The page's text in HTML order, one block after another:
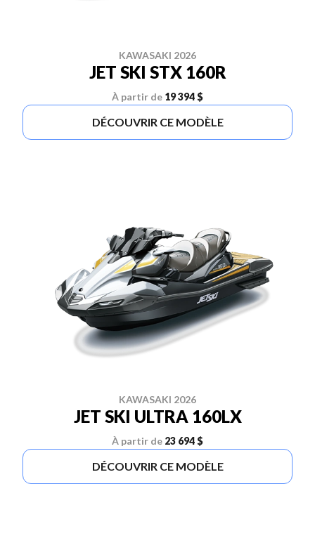
KAWASAKI 2026
JET SKI STX 160R
À partir de 19 394 $
DÉCOUVRIR CE MODÈLE
KAWASAKI 2026
JET SKI ULTRA 160LX
À partir de 23 694 $
DÉCOUVRIR CE MODÈLE